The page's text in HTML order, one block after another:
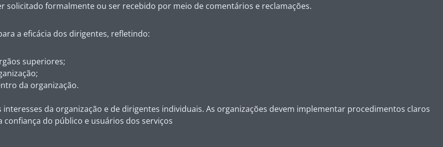
solicitado formalmente ou ser recebido por meio de comentários e reclamações.
a eficácia dos dirigentes, refletindo:
superiores;
da organização.
da organização e de dirigentes individuais. As organizações devem implementar procedimentos claros
do público e usuários dos serviços